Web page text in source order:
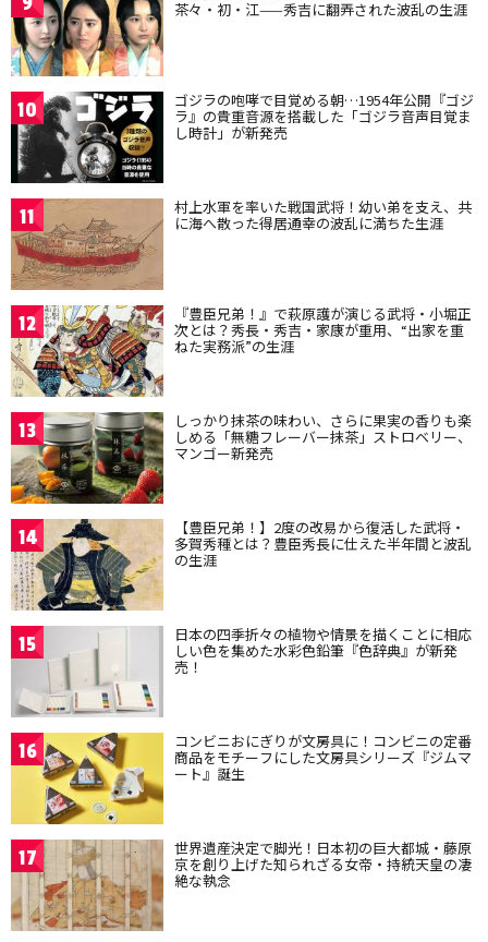
茶々・初・江——秀吉に翻弄された波乱の生涯
10 ゴジラの咆哮で目覚める朝…1954年公開『ゴジ
ラ』の貴重音源を搭載した「ゴジラ音声目覚ま
し時計」が新発売
11 村上水軍を率いた戦国武将！幼い弟を支え、共
に海へ散った得居通幸の波乱に満ちた生涯
12 『豊臣兄弟！』で萩原護が演じる武将・小堀正
次とは？秀長・秀吉・家康が重用、“出家を重
ねた実務派”の生涯
13 しっかり抹茶の味わい、さらに果実の香りも楽
しめる「無糖フレーバー抹茶」ストロベリー、
マンゴー新発売
14 【豊臣兄弟！】2度の改易から復活した武将・
多賀秀種とは？豊臣秀長に仕えた半年間と波乱
の生涯
15 日本の四季折々の植物や情景を描くことに相応
しい色を集めた水彩色鉛筆『色辞典』が新発
売！
16 コンビニおにぎりが文房具に！コンビニの定番
商品をモチーフにした文房具シリーズ『ジムマ
ート』誕生
17 世界遺産決定で脚光！日本初の巨大都城・藤原
京を創り上げた知られざる女帝・持統天皇の凄
絶な執念